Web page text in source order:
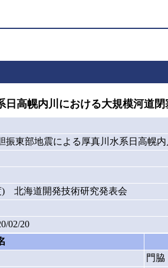
高幌内川における大規模河道閉
振東部地震による厚真川水系日高幌
) 北海道開発技術研究発表会
02/20
門脇